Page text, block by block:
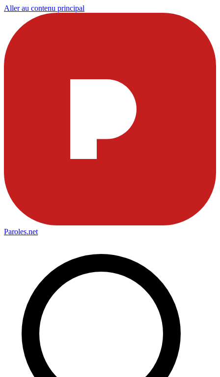
Aller au contenu principal
Paroles.net